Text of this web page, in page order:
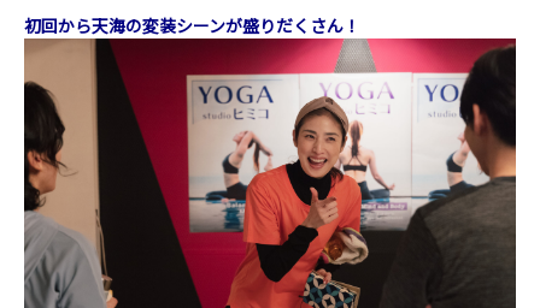
初回から天海の変装シーンが盛りだくさん！